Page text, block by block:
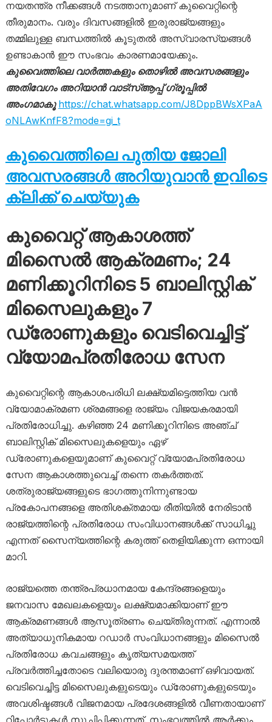
നയതന്ത്ര നീക്കങ്ങൾ നടത്താനുമാണ് കുവൈറ്റിന്റെ
തീരുമാനം. വരും ദിവസങ്ങളിൽ ഇരുരാജ്യങ്ങളും
തമ്മിലുള്ള ബന്ധത്തിൽ കൂടുതൽ അസ്വാരസ്യങ്ങൾ
ഉണ്ടാകാൻ ഈ സംഭവം കാരണമായേക്കും.
കുവൈത്തിലെ വാർത്തകളും തൊഴിൽ അവസരങ്ങളും
അതിവേഗം അറിയാൻ വാട്സ്ആപ്പ് ഗ്രൂപ്പിൽ
അംഗമാകൂ https://chat.whatsapp.com/J8DppBWsXPaA
oNLAwKnfF8?mode=gi_t
കുവൈത്തിലെ പുതിയ ജോലി
അവസരങ്ങൾ അറിയുവാൻ ഇവിടെ
ക്ലിക്ക് ചെയ്യുക
കുവൈറ്റ് ആകാശത്ത്
മിസൈൽ ആക്രമണം; 24
മണിക്കൂറിനിടെ 5 ബാലിസ്റ്റിക്
മിസൈലുകളും 7
ഡ്രോണുകളും വെടിവെച്ചിട്ട്
വ്യോമപ്രതിരോധ സേന
കുവൈറ്റിന്റെ ആകാശപരിധി ലക്ഷ്യമിട്ടെത്തിയ വൻ
വ്യോമാക്രമണ ശ്രമങ്ങളെ രാജ്യം വിജയകരമായി
പ്രതിരോധിച്ചു. കഴിഞ്ഞ 24 മണിക്കൂറിനിടെ അഞ്ച്
ബാലിസ്റ്റിക് മിസൈലുകളെയും ഏഴ്
ഡ്രോണുകളെയുമാണ് കുവൈറ്റ് വ്യോമപ്രതിരോധ
സേന ആകാശത്തുവെച്ച് തന്നെ തകർത്തത്.
ശത്രുരാജ്യങ്ങളുടെ ഭാഗത്തുനിന്നുണ്ടായ
പ്രകോപനങ്ങളെ അതിശക്തമായ രീതിയിൽ നേരിടാൻ
രാജ്യത്തിന്റെ പ്രതിരോധ സംവിധാനങ്ങൾക്ക് സാധിച്ചു
എന്നത് സൈന്യത്തിന്റെ കരുത്ത് തെളിയിക്കുന്ന ഒന്നായി
മാറി.
രാജ്യത്തെ തന്ത്രപ്രധാനമായ കേന്ദ്രങ്ങളെയും
ജനവാസ മേഖലകളെയും ലക്ഷ്യമാക്കിയാണ് ഈ
ആക്രമണങ്ങൾ ആസൂത്രണം ചെയ്തിരുന്നത്. എന്നാൽ
അത്യാധുനികമായ റഡാർ സംവിധാനങ്ങളും മിസൈൽ
പ്രതിരോധ കവചങ്ങളും കൃത്യസമയത്ത്
പ്രവർത്തിച്ചതോടെ വലിയൊരു ദുരന്തമാണ് ഒഴിവായത്.
വെടിവെച്ചിട്ട മിസൈലുകളുടെയും ഡ്രോണുകളുടെയും
അവശിഷ്ടങ്ങൾ വിജനമായ പ്രദേശങ്ങളിൽ വീണതായാണ്
റിപ്പോർട്ടുകൾ സൂചിപ്പിക്കുന്നത്. സംഭവത്തിൽ ആർക്കും